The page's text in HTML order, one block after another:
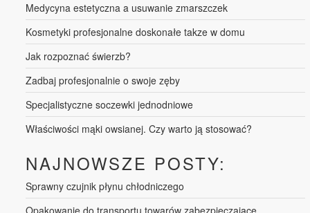
Medycyna estetyczna a usuwanie zmarszczek
Kosmetyki profesjonalne doskonałe takze w domu
Jak rozpoznać świerzb?
Zadbaj profesjonalnie o swoje zęby
Specjalistyczne soczewki jednodniowe
Właściwości mąki owsianej. Czy warto ją stosować?
NAJNOWSZE POSTY:
Sprawny czujnik płynu chłodniczego